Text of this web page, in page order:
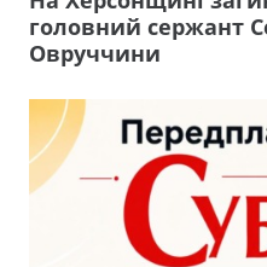
головний сержант
Овруччини